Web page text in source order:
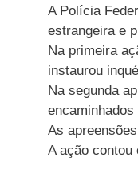
A Polícia
estrangeira e
Na primeira
instaurou
Na segunda
As
A ação contou